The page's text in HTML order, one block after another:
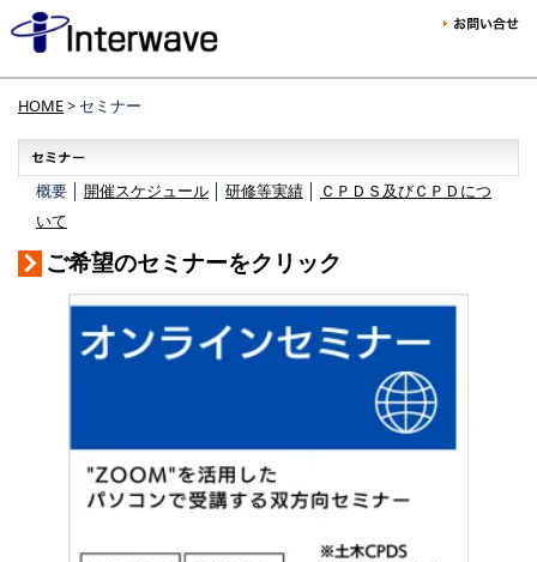
HOME> セミナー
概要 │ 開催スケジュール 研修等実績
ＣＰＤＳ及びＣＰＤにつ
いて
ご希望のセミナーをクリック